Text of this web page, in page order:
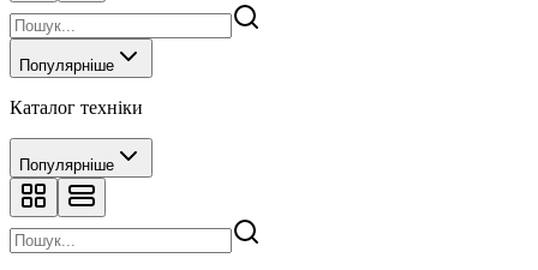
Популярніше
Каталог техніки
Популярніше